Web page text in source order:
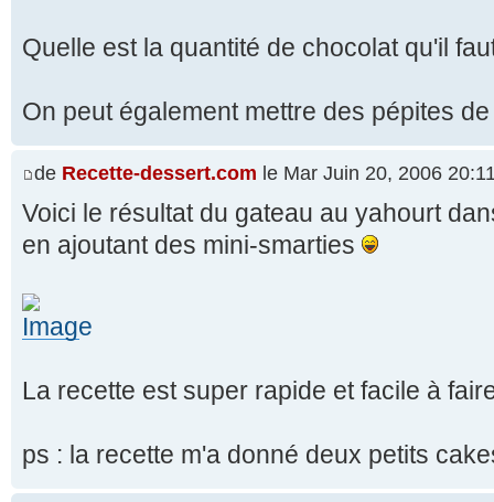
Quelle est la quantité de chocolat qu'il
On peut également mettre des pépites
de Recette-dessert.com le Mar Juin 20, 2006
Voici le résultat du gateau au yahourt
en ajoutant des mini-smarties
La recette est super rapide et facile à
ps : la recette m'a donné deux petits